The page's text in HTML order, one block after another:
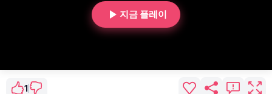
지금 플레이
1